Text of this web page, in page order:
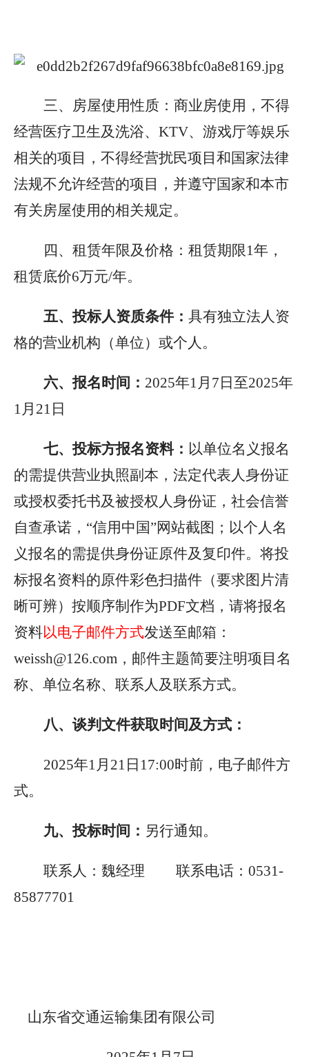
三、房屋使用性质： 商业房使用，不得
经营医疗卫生及洗浴、KTV、游戏厅等娱乐
相关的项目，不得经营扰民项目和国家法律
法规不允许经营的项目，并遵守国家和本市
有关房屋使用的相关规定。
四、租赁年限及价格： 租赁期限1年，
租赁底价6万元/年。
五、投标人资质条件： 具有独立法人资
格的营业机构（单位）或个人。
六、报名时间： 2025年1月7日至2025年
1月21日
七、投标方报名资料： 以单位名义报名
的需提供营业执照副本，法定代表人身份证
或授权委托书及被授权人身份证，社会信誉
自查承诺，“信用中国”网站截图；以个人名
义报名的需提供身份证原件及复印件。将投
标报名资料的原件彩色扫描件（要求图片清
晰可辨）按顺序制作为PDF文档，请将报名
资料以电子邮件方式发送至邮箱：
weissh@126.com ， 邮件主题简要注明项目名
称、单位名称、联系人及联系方式。
八、谈判文件获取时间及方式：
2025年1月21日17:00时前，电子邮件方
式。
九、投标时间： 另行通知。
联系人：魏经理 联系电话：0531-
85877701
山东省交通运输集团有限公司